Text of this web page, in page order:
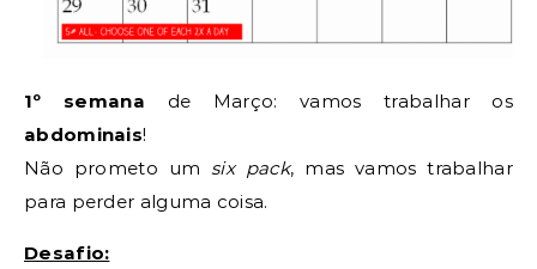
1º semana de Março: vamos trabalhar os
abdominais!
Não prometo um six pack, mas vamos trabalhar
para perder alguma coisa.
Desafio: